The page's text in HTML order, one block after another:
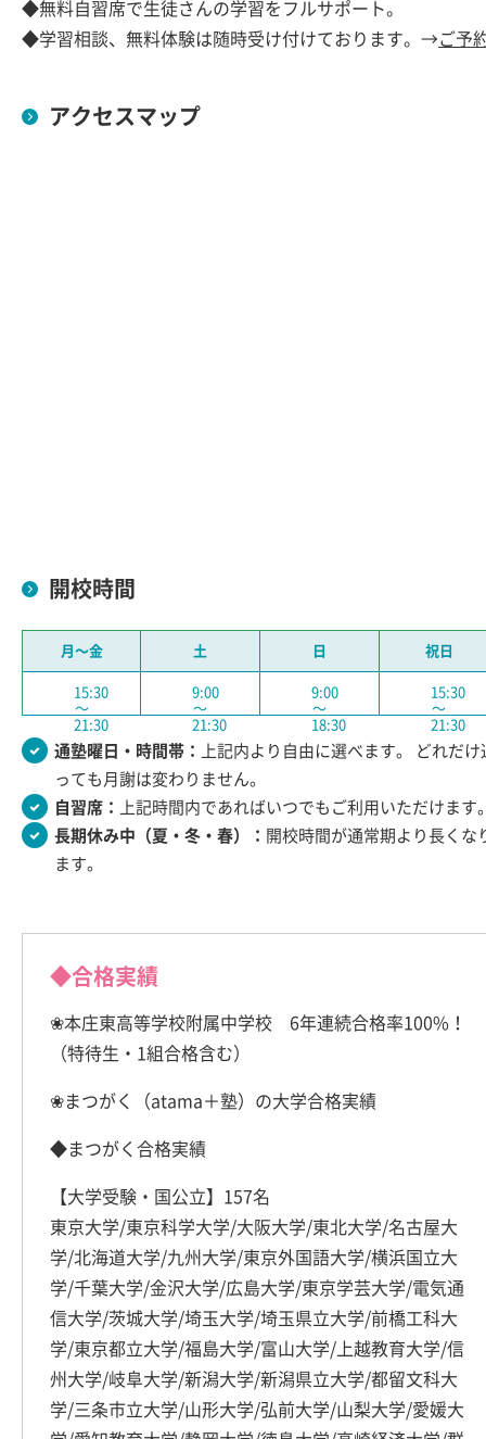
開校時間
月〜金 土 日 祝日
15:30
〜
21:30
9:00
〜
21:30
9:00
〜
18:30
15:30
〜
21:30
通塾曜日・時間帯：
上記内より自由に選べます。 どれだけ
っても月謝は変わりません。
自習席：
上記時間内であればいつでもご利用いただけます
長期休み中（夏・冬・春）： 開校時間が通常期より長くな
ます。
◆無料自習席で生徒さんの学習をフルサポート。
◆学習相談、無料体験は随時受け付けております。→ご予
アクセスマップ
◆合格実績
❀本庄東高等学校附属中学校 6年連続合格率100%！
（特待生・1組合格含む）
❀まつがく（atama＋塾）の大学合格実績
◆まつがく合格実績
【大学受験・国公立】157名
東京大学/東京科学大学/大阪大学/東北大学/名古屋大
学/北海道大学/九州大学/東京外国語大学/横浜国立大
学/千葉大学/金沢大学/広島大学/東京学芸大学/電気通
信大学/茨城大学/埼玉大学/埼玉県立大学/前橋工科大
学/東京都立大学/福島大学/富山大学/上越教育大学/信
州大学/岐阜大学/新潟大学/新潟県立大学/都留文科大
学/三条市立大学/山形大学/弘前大学/山梨大学/愛媛大